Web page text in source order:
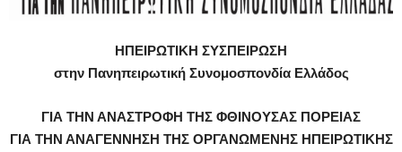
ΗΠΕΙΡΩΤΙΚΗ ΣΥΣΠΕΙΡΩΣΗ
στην Πανηπειρωτική Συνομοσπονδία Ελλάδος
ΓΙΑ ΤΗΝ ΑΝΑΣΤΡΟΦΗ ΤΗΣ ΦΘΙΝΟΥΣΑΣ ΠΟΡΕΙΑΣ
ΓΙΑ ΤΗΝ ΑΝΑΓΕΝΝΗΣΗ ΤΗΣ ΟΡΓΑΝΩΜΕΝΗΣ ΗΠΕΙΡΩΤΙΚΗΣ